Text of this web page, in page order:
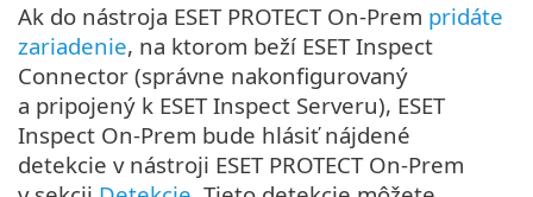
Ak do nástroja ESET PROTECT On-Prem pridáte
zariadenie, na ktorom beží ESET Inspect
Connector (správne nakonfigurovaný
a pripojený k ESET Inspect Serveru), ESET
Inspect On-Prem bude hlásiť nájdené
detekcie v nástroji ESET PROTECT On-Prem